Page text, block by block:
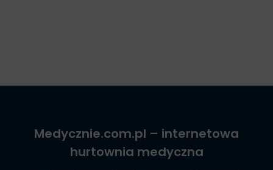
Medycznie.com.pl – internetowa
hurtownia medyczna